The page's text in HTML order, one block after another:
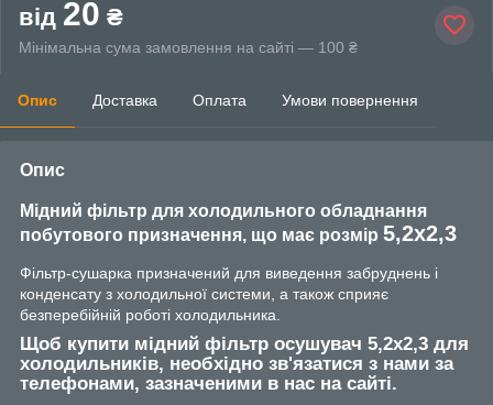
від 20 ₴
Мінімальна сума замовлення на сайті — 100 ₴
Опис Доставка Оплата Умови повернення
Опис
Мідний фільтр для холодильного обладнання
побутового призначення, що має розмір 5,2х2,3
Фільтр-сушарка призначений для виведення забруднень і
конденсату з холодильної системи, а також сприяє
безперебійній роботі холодильника.
Щоб купити мідний фільтр осушувач 5,2х2,3 для
холодильників, необхідно зв'язатися з нами за
телефонами, зазначеними в нас на сайті.